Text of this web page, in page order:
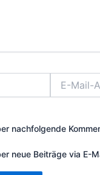
Mail-
nachfolgende
neue Beiträge via E-